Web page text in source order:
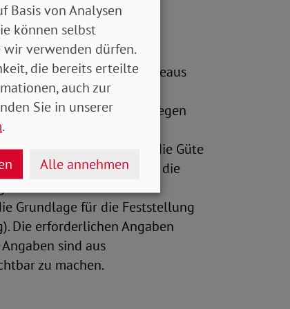
Studien
Angaben des Evidenzniveaus
Die Studien sind
12 der VO über das Vorliegen
Betroffene wie
einsehen können, wie die Güte
es beispielsweise für die
und Verordnenden von
Grundlage für die Feststellung
Die erforderlichen Angaben
sind aus
zu machen.
Basis von Analysen
können selbst
wir verwenden dürfen.
die bereits erteilte
auch zur
Sie in unserer
.
Alle annehmen